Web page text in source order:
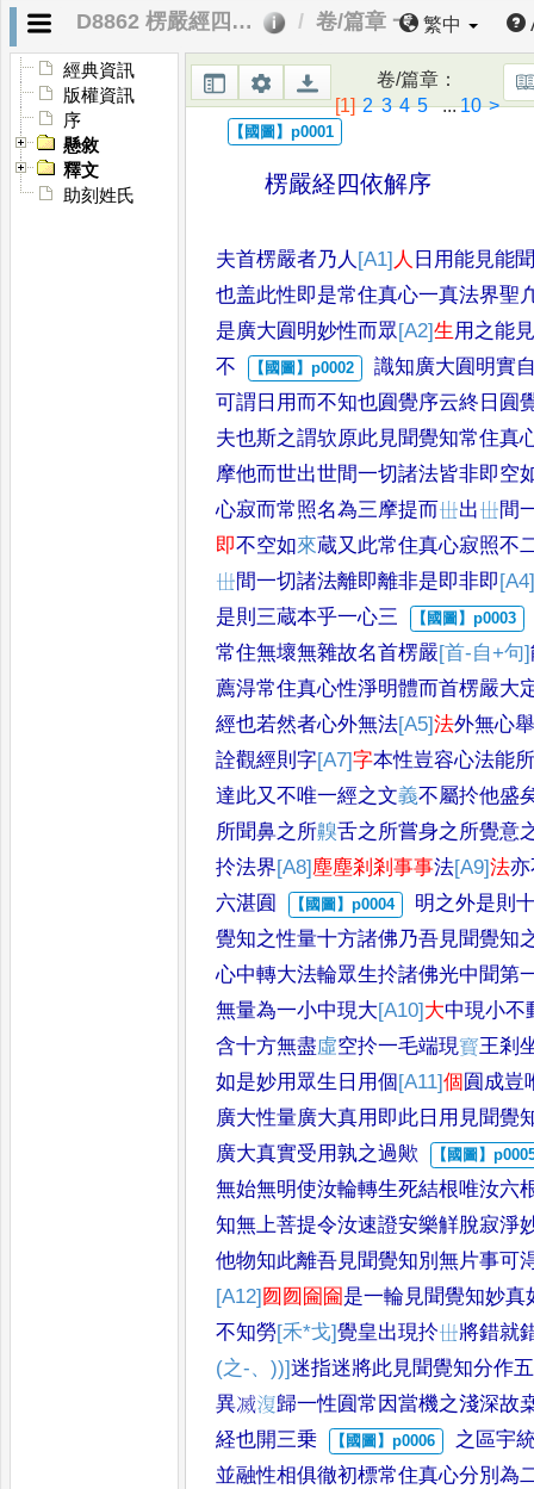
D8862 楞嚴經四依解 卷/篇章 一 繁中
經典資訊
版權資訊
序
懸敘
釋文
助刻姓氏
卷/篇章 ：
[1] 2 3 4 5...10 >
楞嚴経四依解序
夫首楞嚴者乃人 [A1] 人 日用能見能
也盖此性即是常住真心一真法界聖
是廣大圎明妙性而眾[A2]生用之能
不
識知廣大圎明實
可謂日用而不知也圎覺序云終日圎
夫也斯之謂欤原此見聞覺知常住真
摩他而世出世間一切諸法皆非即空
心寂而常照名為三摩提而𠀍出𠀍間
即不空如來蔵又此常住真心寂照不
𠀍間一切諸法離即離非是即非即
是則三蔵本乎一心三
常住無壞無雜故名首楞嚴[首-自+句]
薦淂常住真心性淨明體而首楞嚴大
經也若然者心外無法[A5]法外無心
詮觀經則字[A7]字本性豈容心法能
達此又不唯一經之文義不屬扵他盛
所聞鼻之所齅舌之所嘗身之所覺意
扵法界[A8] 塵塵剎剎事事法[A9]法
六湛圎
明之外是則
覺知之性量十方諸佛乃吾見聞覺知
心中轉大法輪眾生扵諸佛光中聞第
無量為一小中現大[A10] 大中現小不
含十方無盡虛空扵一毛端現寳王剎
如是妙用眾生日用個 [A11]個 圎成豈
廣大性量廣大真用即此日用見聞覺
廣大真實受用孰之過歟
無始無明使汝輪轉生死結根唯汝六
知無上菩提令汝速證安樂觧脫寂淨
他物知此離吾見聞覺知別無片事可
[A12] 囫囫圇圇 是一輪見聞覺知妙真
不知勞[禾*戈]覺皇出現扵𠀍將錯就
(之-、))]迷指迷將此見聞覺知分作
異㓕𣸪歸一性圎常因當機之淺深故
経也開三乗
之區宇
並融性相俱徹初標常住真心分別為